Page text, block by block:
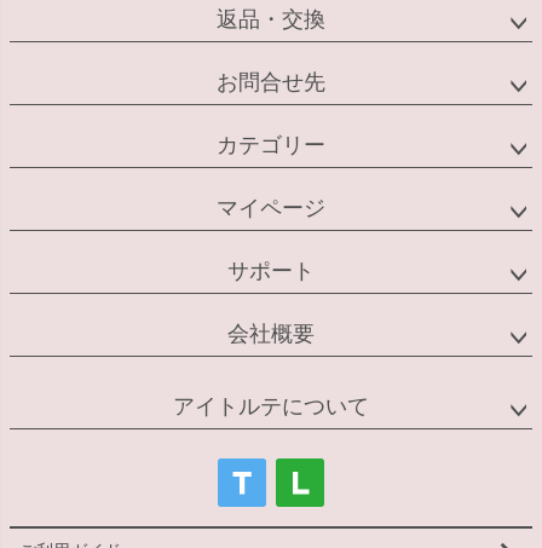
返品・交換
お問合せ先
カテゴリー
マイページ
サポート
会社概要
アイトルテについて